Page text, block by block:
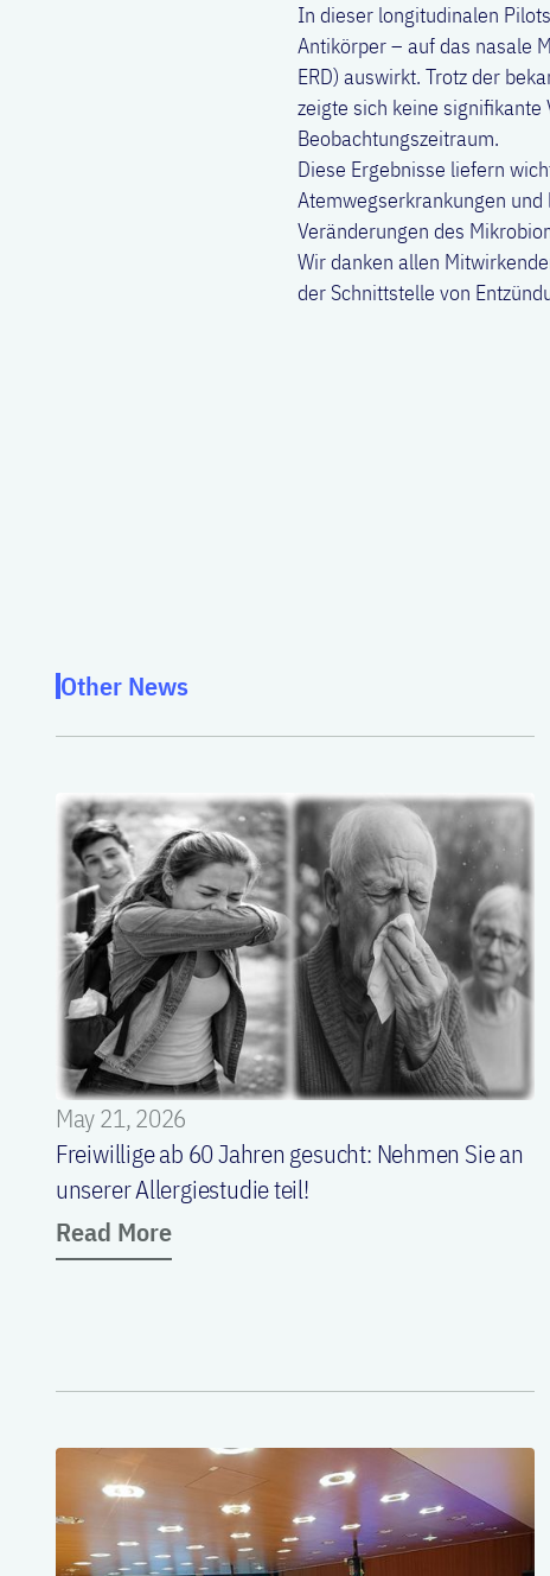
In dieser longitudinalen
Antikörper – auf das nasale
ERD) auswirkt. Trotz der
zeigte sich keine
Beobachtungszeitraum.
Diese Ergebnisse liefern
Atemwegserkrankungen
Veränderungen des
Wir danken allen
der Schnittstelle von
Other News
May 21, 2026
Freiwillige ab 60 Jahren gesucht: Nehmen Sie an
unserer Allergiestudie teil!
Read More